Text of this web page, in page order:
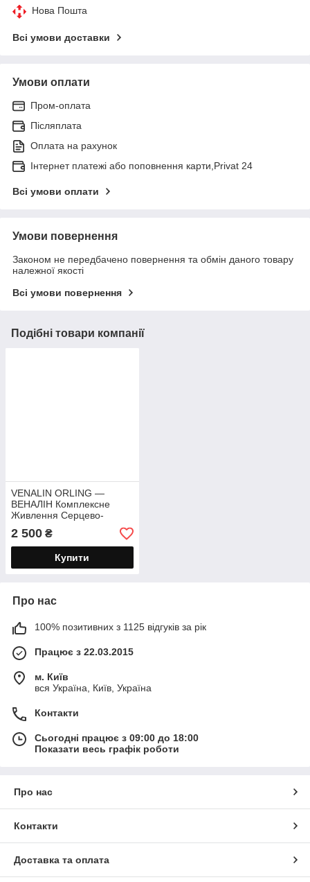
Нова Пошта
Всі умови доставки
Умови оплати
Пром-оплата
Післяплата
Оплата на рахунок
Інтернет платежі або поповнення карти,Privat 24
Всі умови оплати
Умови повернення
Законом не передбачено повернення та обмін даного товару
належної якості
Всі умови повернення
Подібні товари компанії
VENALIN ORLING —
ВЕНАЛІН Комплексне
Живлення Серцево-
судинної Системи 360
капсул
2 500 ₴
Купити
Про нас
100% позитивних з 1125 відгуків за рік
Працює з 22.03.2015
м. Київ
вся Україна, Київ, Україна
Контакти
Сьогодні працює з 09:00 до 18:00
Показати весь графік роботи
Про нас
Контакти
Доставка та оплата